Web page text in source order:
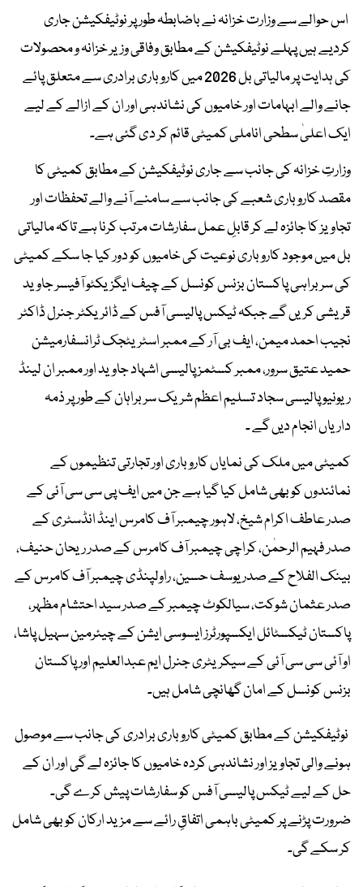
اس حوالے سے وزارت خزانہ نے باضابطہ طور پر نوٹیفکیشن جاری
کردیے ہیں پہلے نوٹیفکیشن کے مطابق وفاقی وزیر خزانہ و محصولات
کی ہدایت پر مالیاتی بل 2026 میں کاروباری برادری سے متعلق پائے
جانے والے ابہامات اور خامیوں کی نشاندہی اور ان کے ازالے کے لیے
ایک اعلیٰ سطحی اناملی کمیٹی قائم کر دی گئی ہے۔
وزارتِ خزانہ کی جانب سے جاری نوٹیفکیشن کے مطابق کمیٹی کا
مقصد کاروباری شعبے کی جانب سے سامنے آنے والے تحفظات اور
تجاویز کا جائزہ لے کر قابلِ عمل سفارشات مرتب کرنا ہے تاکہ مالیاتی
بل میں موجود کاروباری نوعیت کی خامیوں کو دور کیا جا سکے کمیٹی
کی سربراہی پاکستان بزنس کونسل کے چیف ایگزیکٹو آفیسر جاوید
قریشی کریں گے جبکہ ٹیکس پالیسی آفس کے ڈائریکٹر جنرل ڈاکٹر
نجیب احمد میمن، ایف بی آر کے ممبر اسٹریٹجک ٹرانسفارمیشن
حمید عتیق سرور، ممبر کسٹمز پالیسی اشہاد جاوید اور ممبر ان لینڈ
ریونیو پالیسی سجاد تسلیم اعظم شریک سربراہان کے طور پر ذمہ
داریاں انجام دیں گے ۔
کمیٹی میں ملک کی نمایاں کاروباری اور تجارتی تنظیموں کے
نمائندوں کو بھی شامل کیا گیا ہے جن میں ایف پی سی سی آئی کے
صدر عاطف اکرام شیخ، لاہور چیمبر آف کامرس اینڈ انڈسٹری کے
صدر فہیم الرحمٰن، کراچی چیمبر آف کامرس کے صدر ریحان حنیف،
بینک الفلاح کے صدر یوسف حسین، راولپنڈی چیمبر آف کامرس کے
صدر عثمان شوکت، سیالکوٹ چیمبر کے صدر سید احتشام مظہر،
پاکستان ٹیکسٹائل ایکسپورٹرز ایسوسی ایشن کے چیئرمین سہیل پاشا،
او آئی سی سی آئی کے سیکریٹری جنرل ایم عبدالعلیم اور پاکستان
بزنس کونسل کے امان گھانچی شامل ہیں۔
نوٹیفکیشن کے مطابق کمیٹی کاروباری برادری کی جانب سے موصول
ہونے والی تجاویز اور نشاندہی کردہ خامیوں کا جائزہ لے گی اور ان کے
حل کے لیے ٹیکس پالیسی آفس کو سفارشات پیش کرے گی۔
ضرورت پڑنے پر کمیٹی باہمی اتفاقِ رائے سے مزید ارکان کو بھی شامل
کر سکے گی۔